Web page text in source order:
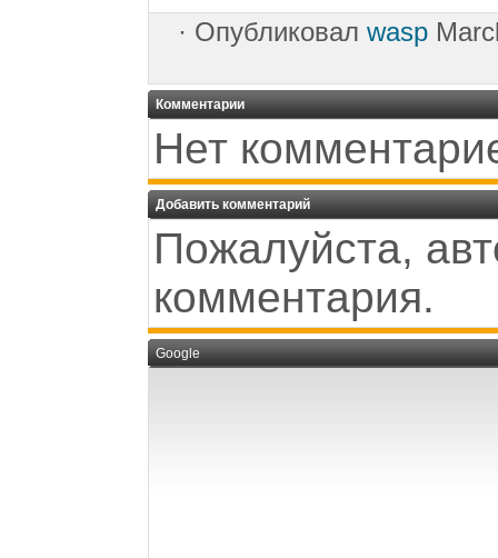
· Опубликовалwasp
Комментарии
Нет
Добавить комментарий
Пожалуйста,
комментария.
Google